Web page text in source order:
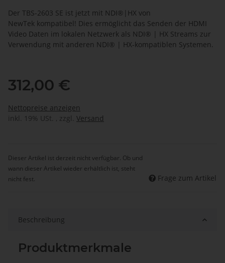
Der TBS-2603 SE ist jetzt mit NDI®|HX von
NewTek kompatibel! Dies ermöglicht das Senden der HDMI
Video Daten im lokalen Netzwerk als NDI® | HX Streams zur
Verwendung mit anderen NDI® | HX-kompatiblen Systemen.
312,00 €
Nettopreise anzeigen
inkl. 19% USt. , zzgl. Versand
Dieser Artikel ist derzeit nicht verfügbar. Ob und
wann dieser Artikel wieder erhältlich ist, steht
nicht fest.
Frage zum Artikel
Beschreibung
Produktmerkmale